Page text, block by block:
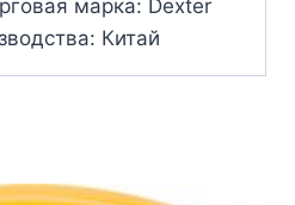
марка: Dexter
Китай